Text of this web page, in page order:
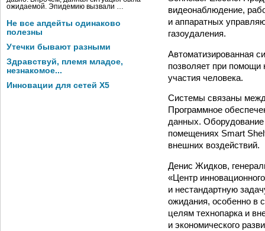
ожидаемой. Эпидемию вызвали …
Не все апдейты одинаково
полезны
Утечки бывают разными
Здравствуй, племя младое,
незнакомое...
Инновации для сетей X5
видеонаблюдение,
и аппаратных
газоудаления.
Автоматизированная
позволяет при помощи
участия человека.
Системы связаны
Программное
данных. Оборудование
помещениях Smart
внешних воздействий.
Денис Жидков,
«Центр
и нестандартную
ожидания, особенно в
целям технопарка и
и экономического